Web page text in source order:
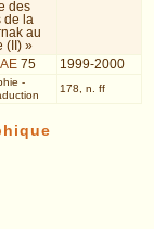
des
de la
au
(II) »
75 1999-2000
-
178, n. ff